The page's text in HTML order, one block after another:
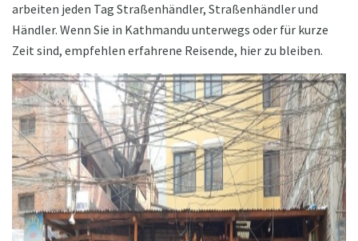
arbeiten jeden Tag Straßenhändler, Straßenhändler und
Händler. Wenn Sie in Kathmandu unterwegs oder für kurze
Zeit sind, empfehlen erfahrene Reisende, hier zu bleiben.